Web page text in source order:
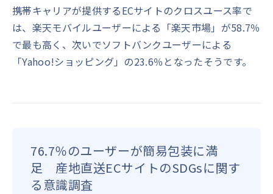
携帯キャリアが提供するECサイトのクロスユース率で
は、楽天モバイルユーザーによる「楽天市場」が58.7％
で最も高く、次いでソフトバンクユーザーによる
「Yahoo!ショッピング」の23.6％となったそうです。
76.7％のユーザーが簡易包装に満
足 産地直送ECサイトのSDGsに関す
る意識調査